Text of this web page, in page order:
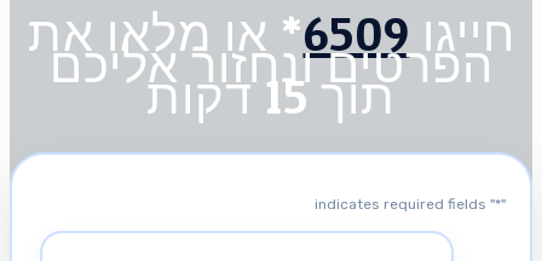
חייגו 6509* או מלאו את
הפרטים ונחזור אליכם
תוך 15 דקות
"
*
" indicates required fields